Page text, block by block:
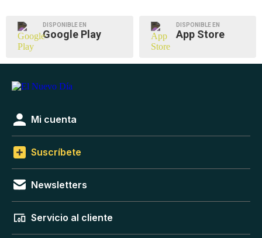
DISPONIBLE EN
Google Play
DISPONIBLE EN
App Store
Mi cuenta
Suscríbete
Newsletters
Servicio al cliente